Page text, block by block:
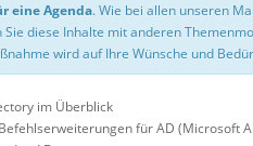
eine Agenda. Wie bei allen unseren
Sie diese Inhalte mit anderen
wird auf Ihre Wünsche und
im Überblick
für AD (Microsoft